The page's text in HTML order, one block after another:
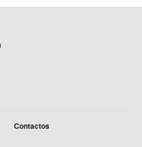
Contactos